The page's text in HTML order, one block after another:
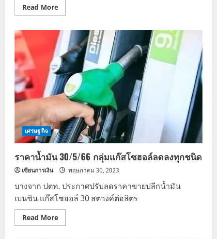
Read MoreRead
more
คืน
ภาษี
2566
ออนไลน์
กี่
วัน
ได้
พร้อม
วิธี
เช็ค
เงิน
คืน
เศรษฐกิจ
ราคาน้ำมัน 30/5/66 กลุ่มแก๊สโซฮอล์ลดลงทุกชนิด
เซียนการเงิน พฤษภาคม 30, 2023
บางจาก ปตท. ประกาศปรับลดราคาขายปลีกน้ำมัน
เบนซิน แก๊สโซฮอล์ 30 สตางค์ต่อลิตร
Read MoreRead
more